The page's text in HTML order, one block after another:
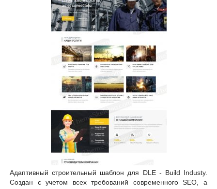
Адаптивный строительный шаблон для DLE - Build Industy.
Создан с учетом всех требований современного SEO, а